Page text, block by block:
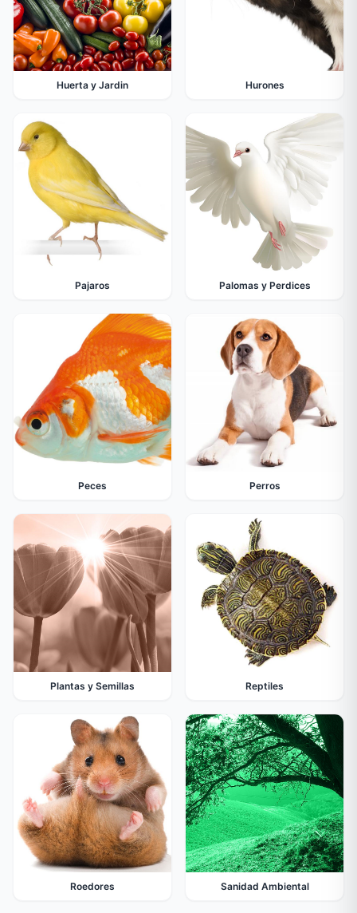
Huerta y Jardin Hurones
Pajaros Palomas y Perdices
Peces Perros
Plantas y Semillas Reptiles
Roedores Sanidad Ambiental